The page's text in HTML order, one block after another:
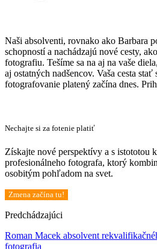
Naši absolventi, rovnako ako Barbara
schopností a nachádzajú nové cesty,
fotografiu. Tešíme sa na aj na vaše
aj ostatných nadšencov. Vaša cesta
fotografovanie platený začína dnes.
Nechajte si za fotenie platiť
Získajte nové perspektívy a s istototou
profesionálneho fotografa, ktorý
osobitým pohľadom na svet.
Zmena začína tu!
Predchádzajúci
Roman Macek absolvent
fotografia